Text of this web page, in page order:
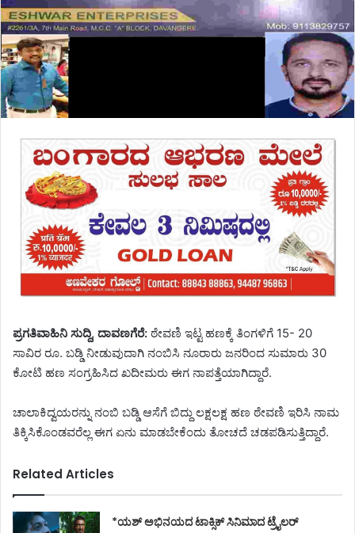
ಪ್ರಗತಿವಾಹಿನಿ ಸುದ್ದಿ, ದಾವಣಗೆರೆ: ಠೇವಣಿ ಇಟ್ಟ ಹಣಕ್ಕೆ ತಿಂಗಳಿಗೆ 15- 20
ಸಾವಿರ ರೂ. ಬಡ್ಡಿ ನೀಡುವುದಾಗಿ ನಂಬಿಸಿ ನೂರಾರು ಜನರಿಂದ ಸುಮಾರು 30
ಕೋಟಿ ಹಣ ಸಂಗ್ರಹಿಸಿದ ಖದೀಮರು ಈಗ ನಾಪತ್ತೆಯಾಗಿದ್ದಾರೆ.
ಚಾಲಾಕಿದ್ವಯರನ್ನು ನಂಬಿ ಬಡ್ಡಿ ಆಸೆಗೆ ಬಿದ್ದು ಲಕ್ಷಲಕ್ಷ ಹಣ ಠೇವಣಿ ಇರಿಸಿ ನಾಮ
ತಿಕ್ಕಿಸಿಕೊಂಡವರೆಲ್ಲ ಈಗ ಏನು ಮಾಡಬೇಕೆಂದು ತೋಚದೆ ಚಡಪಡಿಸುತ್ತಿದ್ದಾರೆ.
Related Articles
*ಯಶ್ ಅಭಿನಯದ ಟಾಕ್ಸಿಕ್ ಸಿನಿಮಾದ ಟ್ರೈಲರ್